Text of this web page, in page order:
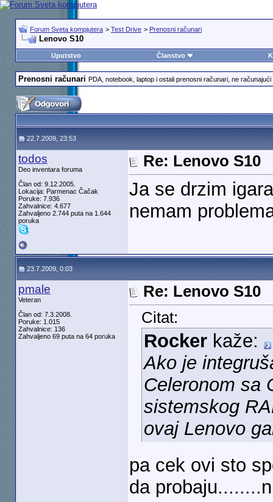
Forum Sveta kompjutera > Test Drive > Prenosni računari
Lenovo S10
Uputstvo Članstvo
Prenosni računari PDA, notebook, laptop i ostali prenosni računari, ne računajući
22.7.2009, 23:53
todos
Deo inventara foruma
Član od: 9.12.2005.
Lokacija: Parmenac Čačak
Poruke: 7.936
Zahvalnice: 4.677
Zahvaljeno 2.744 puta na 1.644
poruka
Re: Lenovo S10
Ja se drzim
nemam
23.7.2009, 0:03
pmale
Veteran
Član od: 7.3.2008.
Poruke: 1.015
Zahvalnice: 136
Zahvaljeno 69 puta na 64 poruka
Re: Lenovo S10
Citat:
Rockerkaže:
Ako je
Celeronom sa
sistemskog
ovaj Lenovo
pa cek ovi sto
da